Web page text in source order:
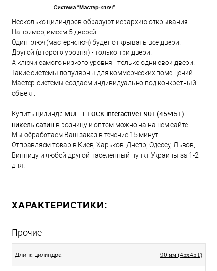
Несколько цилиндров образуют иерархию открывания.
Например, имеем 5 дверей.
Один ключ (мастер-ключ) будет открывать все двери.
Другой (второго уровня) - только три двери.
А ключи самого низкого уровня - только одни свои двери.
Такие системы популярны для коммерческих помещений.
Мастер-системы создаем индивидуально под конкретный
объект.
Купить цилиндр MUL-T-LOCK Interactive+ 90Т (45*45T)
никель сатин в розницу и оптом можно на нашем сайте.
Мы обработаем Ваш заказ в течение 15 минут.
Отправляем товар в Киев, Харьков, Днепр, Одессу, Львов,
Винницу и любой другой населенный пункт Украины за 1-2
дня.
ХАРАКТЕРИСТИКИ:
Прочие
Длина цилиндра 90 мм (45x45T)